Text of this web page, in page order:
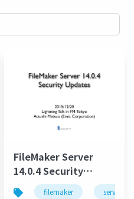
productupdate
FileMaker Server
14.0.4 Security
Updatesfilemaker server